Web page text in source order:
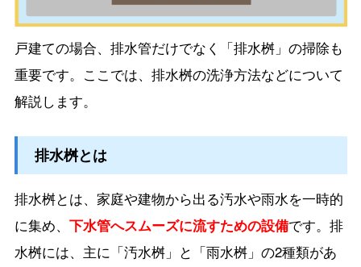
戸建ての場合、排水管だけでなく「排水桝」の掃除も
重要です。ここでは、排水桝の洗浄方法などについて
解説します。
排水桝とは
排水桝とは、家庭や建物から出る汚水や雨水を一時的
に集め、 下水管へスムーズに流すための設備です。排
水桝には、主に「汚水桝」と「雨水桝」の2種類があ